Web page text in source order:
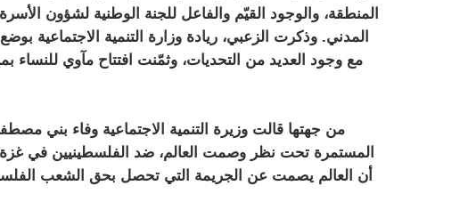
المنطقة، والوجود القيّم والفاعل للجنة الوطنية لشؤون
المدني. وذكرت الزعبي، ريادة وزارة التنمية الاجتماعية
مع وجود العديد من التحديات، وثمّنت افتتاح مآوي للنساء
من جهتها قالت وزيرة التنمية الاجتماعية وفاء بني
المستمرة تحت نظر وصمت العالم، ضد الفلسطينيين في
أن العالم يصمت عن الجريمة التي تحصل بحق الشعب